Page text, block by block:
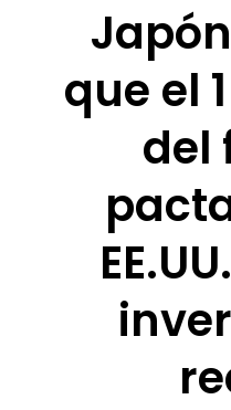
que el
del